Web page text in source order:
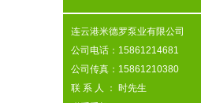
连云港米德罗泵业有限公司
公司电话：15861214681
公司传真：15861210380
联 系 人 ： 时先生